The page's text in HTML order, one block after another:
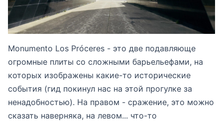
Monumento Los Próceres - это две подавляюще
огромные плиты со сложными барьельефами, на
которых изображены какие-то исторические
события (гид покинул нас на этой прогулке за
ненадобностью). На правом - сражение, это можно
сказать наверняка, на левом... что-то